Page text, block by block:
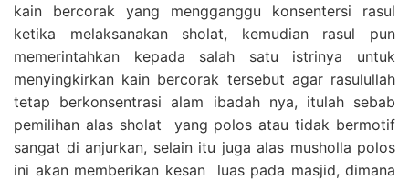
kain bercorak yang mengganggu konsentersi rasul
ketika melaksanakan sholat, kemudian rasul pun
memerintahkan kepada salah satu istrinya untuk
menyingkirkan kain bercorak tersebut agar rasulullah
tetap berkonsentrasi alam ibadah nya, itulah sebab
pemilihan alas sholat yang polos atau tidak bermotif
sangat di anjurkan, selain itu juga alas musholla polos
ini akan memberikan kesan luas pada masjid, dimana